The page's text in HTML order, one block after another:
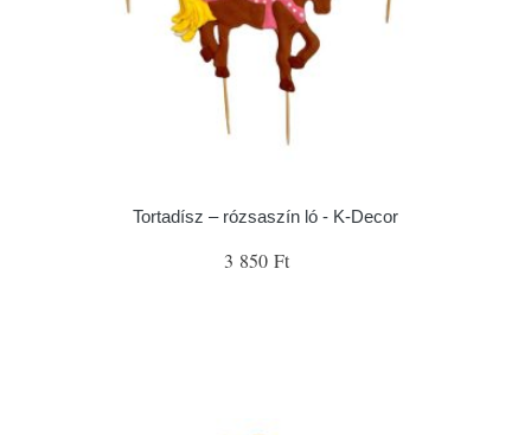
Tortadísz – rózsaszín ló - K-Decor
3 850 Ft